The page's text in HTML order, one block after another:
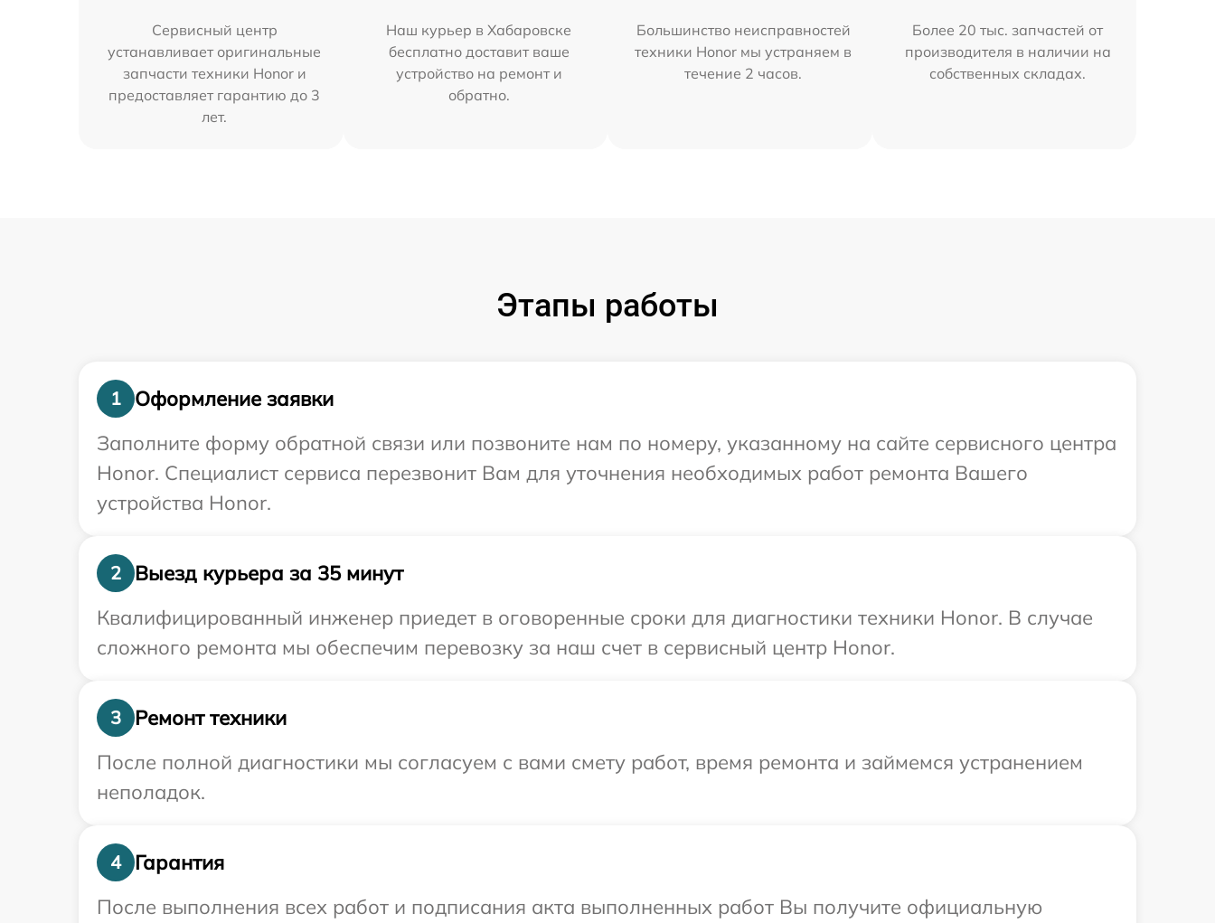
Сервисный центр
устанавливает оригинальные
запчасти техники Honor и
предоставляет гарантию до 3
лет.
Наш курьер в Хабаровске
бесплатно доставит ваше
устройство на ремонт и
обратно.
Большинство неисправностей
техники Honor мы устраняем в
течение 2 часов.
Более 20 тыс. запчастей от
производителя в наличии на
собственных складах.
Этапы работы
1
Оформление заявки
Заполните форму обратной связи или позвоните нам по номеру, указанному на сайте сервисного центра
Honor. Специалист сервиса перезвонит Вам для уточнения необходимых работ ремонта Вашего
устройства Honor.
2
Выезд курьера за 35 минут
Квалифицированный инженер приедет в оговоренные сроки для диагностики техники Honor. В случае
сложного ремонта мы обеспечим перевозку за наш счет в сервисный центр Honor.
3
Ремонт техники
После полной диагностики мы согласуем с вами смету работ, время ремонта и займемся устранением
неполадок.
4
Гарантия
После выполнения всех работ и подписания акта выполненных работ Вы получите официальную